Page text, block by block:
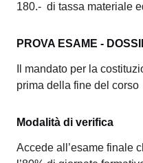
180.- di tassa materiale
PROVA ESAME -
Il mandato per la
prima della fine del corso
Modalità di verifica
Accede all’esame finale